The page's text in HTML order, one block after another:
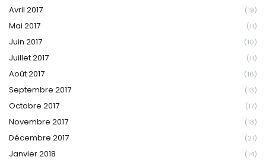
Avril 2017 (19)
Mai 2017 (11)
Juin 2017 (10)
Juillet 2017 (11)
Août 2017 (16)
Septembre 2017 (13)
Octobre 2017 (17)
Novembre 2017 (18)
Décembre 2017 (21)
Janvier 2018 (14)